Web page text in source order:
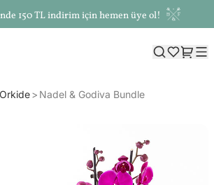
150 TL indirim için hemen üye ol!
Orkide Nadel & Godiva Bundle